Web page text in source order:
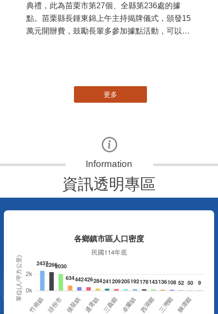
典禮，此為苗栗市第27個、全縣第236處的據
點。苗栗縣長鍾東錦上午主持揭牌儀式，頒發15
萬元開辦費，鼓勵長輩多參加據點活動，可以更
更多
資訊透明專區